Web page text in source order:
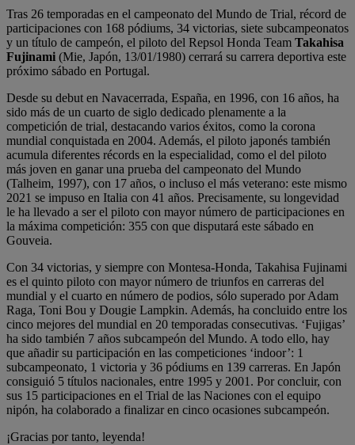
Tras 26 temporadas en el campeonato del Mundo de Trial, récord de
participaciones con 168 pódiums, 34 victorias, siete subcampeonatos
y un título de campeón, el piloto del Repsol Honda Team Takahisa
Fujinami (Mie, Japón, 13/01/1980) cerrará su carrera deportiva este
próximo sábado en Portugal.
Desde su debut en Navacerrada, España, en 1996, con 16 años, ha
sido más de un cuarto de siglo dedicado plenamente a la
competición de trial, destacando varios éxitos, como la corona
mundial conquistada en 2004. Además, el piloto japonés también
acumula diferentes récords en la especialidad, como el del piloto
más joven en ganar una prueba del campeonato del Mundo
(Talheim, 1997), con 17 años, o incluso el más veterano: este mismo
2021 se impuso en Italia con 41 años. Precisamente, su longevidad
le ha llevado a ser el piloto con mayor número de participaciones en
la máxima competición: 355 con que disputará este sábado en
Gouveia.
Con 34 victorias, y siempre con Montesa-Honda, Takahisa Fujinami
es el quinto piloto con mayor número de triunfos en carreras del
mundial y el cuarto en número de podios, sólo superado por Adam
Raga, Toni Bou y Dougie Lampkin. Además, ha concluido entre los
cinco mejores del mundial en 20 temporadas consecutivas. ‘Fujigas’
ha sido también 7 años subcampeón del Mundo. A todo ello, hay
que añadir su participación en las competiciones ‘indoor’: 1
subcampeonato, 1 victoria y 36 pódiums en 139 carreras. En Japón
consiguió 5 títulos nacionales, entre 1995 y 2001. Por concluir, con
sus 15 participaciones en el Trial de las Naciones con el equipo
nipón, ha colaborado a finalizar en cinco ocasiones subcampeón.
¡Gracias por tanto, leyenda!